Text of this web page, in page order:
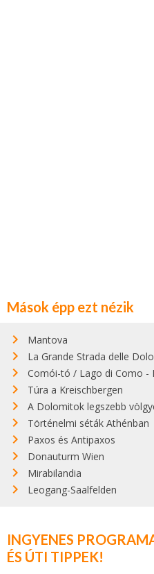
Mások épp ezt nézik
Mantova
La Grande Strada delle
Comói-tó / Lago di Como -
Túra a Kreischbergen
A Dolomitok legszebb
Történelmi séták Athénban
Paxos és Antipaxos
Donauturm Wien
Mirabilandia
Leogang-Saalfelden
INGYENES
ÉS ÚTI TIPPEK!